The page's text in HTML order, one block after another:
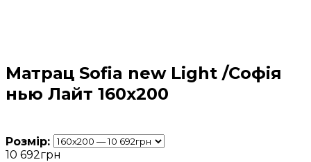
Матрац Sofia new Light /Софія
нью Лайт 160х200
Розмір:
10 692грн